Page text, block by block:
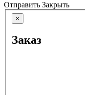
Отправить Закрыть
×
Заказ